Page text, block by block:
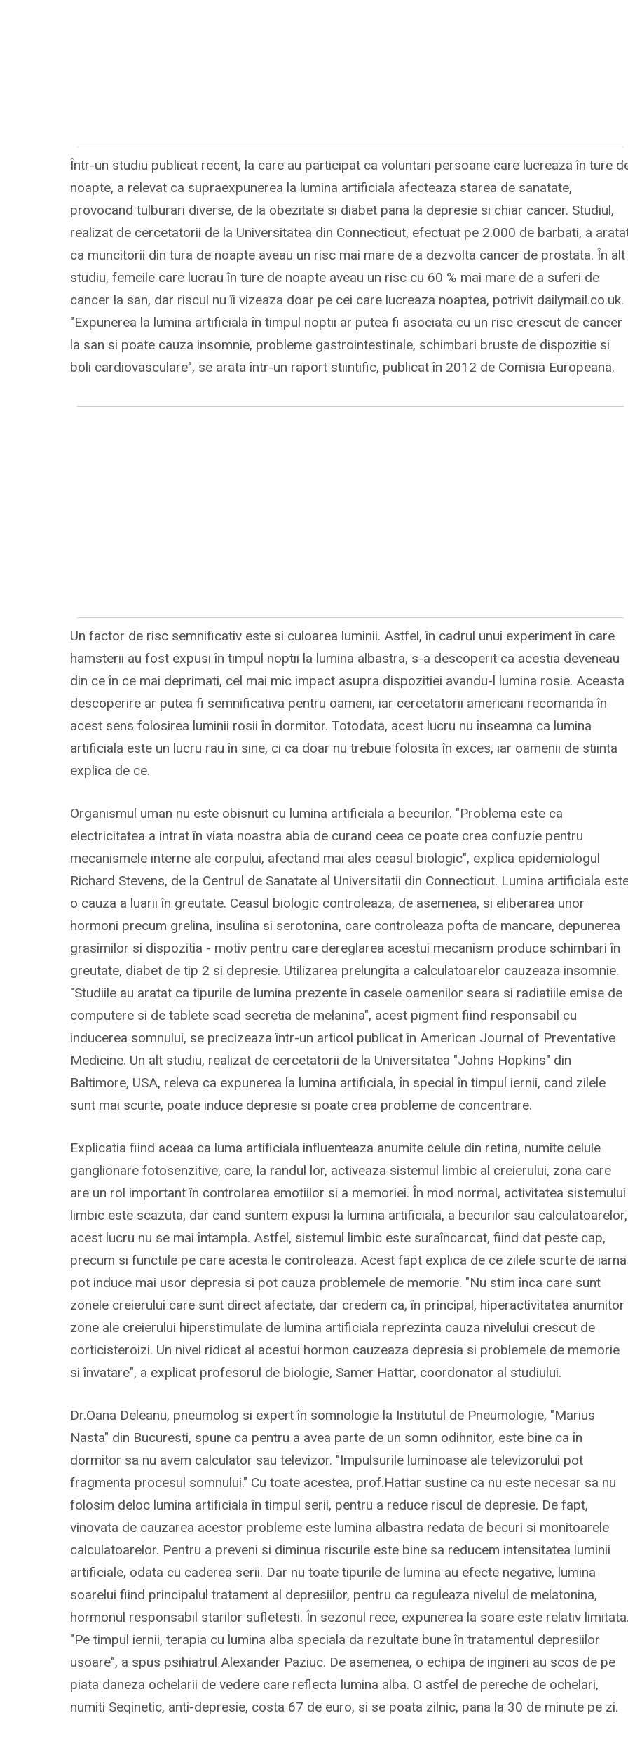
Într-un studiu publicat recent, la care au participat ca voluntari persoane care lucreaza în ture
noapte, a relevat ca supraexpunerea la lumina artificiala afecteaza starea de sanatate,
provocand tulburari diverse, de la obezitate si diabet pana la depresie si chiar cancer. Studiul,
realizat de cercetatorii de la Universitatea din Connecticut, efectuat pe 2.000 de barbati, a
ca muncitorii din tura de noapte aveau un risc mai mare de a dezvolta cancer de prostata. În alt
studiu, femeile care lucrau în ture de noapte aveau un risc cu 60 % mai mare de a suferi de
cancer la san, dar riscul nu îi vizeaza doar pe cei care lucreaza noaptea, potrivit dailymail.co.uk.
"Expunerea la lumina artificiala în timpul noptii ar putea fi asociata cu un risc crescut de cancer
la san si poate cauza insomnie, probleme gastrointestinale, schimbari bruste de dispozitie si
boli cardiovasculare", se arata într-un raport stiintific, publicat în 2012 de Comisia Europeana.
Un factor de risc semnificativ este si culoarea luminii. Astfel, în cadrul unui experiment în care
hamsterii au fost expusi în timpul noptii la lumina albastra, s-a descoperit ca acestia deveneau
din ce în ce mai deprimati, cel mai mic impact asupra dispozitiei avandu-l lumina rosie. Aceasta
descoperire ar putea fi semnificativa pentru oameni, iar cercetatorii americani recomanda în
acest sens folosirea luminii rosii în dormitor. Totodata, acest lucru nu înseamna ca lumina
artificiala este un lucru rau în sine, ci ca doar nu trebuie folosita în exces, iar oamenii de stiinta
explica de ce.
Organismul uman nu este obisnuit cu lumina artificiala a becurilor. "Problema este ca
electricitatea a intrat în viata noastra abia de curand ceea ce poate crea confuzie pentru
mecanismele interne ale corpului, afectand mai ales ceasul biologic", explica epidemiologul
Richard Stevens, de la Centrul de Sanatate al Universitatii din Connecticut. Lumina artificiala
o cauza a luarii în greutate. Ceasul biologic controleaza, de asemenea, si eliberarea unor
hormoni precum grelina, insulina si serotonina, care controleaza pofta de mancare, depunerea
grasimilor si dispozitia - motiv pentru care dereglarea acestui mecanism produce schimbari în
greutate, diabet de tip 2 si depresie. Utilizarea prelungita a calculatoarelor cauzeaza insomnie.
"Studiile au aratat ca tipurile de lumina prezente în casele oamenilor seara si radiatiile emise de
computere si de tablete scad secretia de melanina", acest pigment fiind responsabil cu
inducerea somnului, se precizeaza într-un articol publicat în American Journal of Preventative
Medicine. Un alt studiu, realizat de cercetatorii de la Universitatea "Johns Hopkins" din
Baltimore, USA, releva ca expunerea la lumina artificiala, în special în timpul iernii, cand zilele
sunt mai scurte, poate induce depresie si poate crea probleme de concentrare.
Explicatia fiind aceaa ca luma artificiala influenteaza anumite celule din retina, numite celule
ganglionare fotosenzitive, care, la randul lor, activeaza sistemul limbic al creierului, zona care
are un rol important în controlarea emotiilor si a memoriei. În mod normal, activitatea sistemului
limbic este scazuta, dar cand suntem expusi la lumina artificiala, a becurilor sau calculatoarelor,
acest lucru nu se mai întampla. Astfel, sistemul limbic este suraîncarcat, fiind dat peste cap,
precum si functiile pe care acesta le controleaza. Acest fapt explica de ce zilele scurte de iarna
pot induce mai usor depresia si pot cauza problemele de memorie. "Nu stim înca care sunt
zonele creierului care sunt direct afectate, dar credem ca, în principal, hiperactivitatea anumitor
zone ale creierului hiperstimulate de lumina artificiala reprezinta cauza nivelului crescut de
corticisteroizi. Un nivel ridicat al acestui hormon cauzeaza depresia si problemele de memorie
si învatare", a explicat profesorul de biologie, Samer Hattar, coordonator al studiului.
Dr.Oana Deleanu, pneumolog si expert în somnologie la Institutul de Pneumologie, "Marius
Nasta" din Bucuresti, spune ca pentru a avea parte de un somn odihnitor, este bine ca în
dormitor sa nu avem calculator sau televizor. "Impulsurile luminoase ale televizorului pot
fragmenta procesul somnului." Cu toate acestea, prof.Hattar sustine ca nu este necesar sa nu
folosim deloc lumina artificiala în timpul serii, pentru a reduce riscul de depresie. De fapt,
vinovata de cauzarea acestor probleme este lumina albastra redata de becuri si monitoarele
calculatoarelor. Pentru a preveni si diminua riscurile este bine sa reducem intensitatea luminii
artificiale, odata cu caderea serii. Dar nu toate tipurile de lumina au efecte negative, lumina
soarelui fiind principalul tratament al depresiilor, pentru ca reguleaza nivelul de melatonina,
hormonul responsabil starilor sufletesti. În sezonul rece, expunerea la soare este relativ
"Pe timpul iernii, terapia cu lumina alba speciala da rezultate bune în tratamentul depresiilor
usoare", a spus psihiatrul Alexander Paziuc. De asemenea, o echipa de ingineri au scos de pe
piata daneza ochelarii de vedere care reflecta lumina alba. O astfel de pereche de ochelari,
numiti Seqinetic, anti-depresie, costa 67 de euro, si se poata zilnic, pana la 30 de minute pe zi.